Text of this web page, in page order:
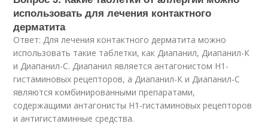
использовать для лечения контактного
дерматита
Ответ: Для лечения контактного дерматита можно
использовать такие таблетки, как Диапанил, Диапанил-К
и Диапанил-С. Диапанил является антагонистом H1-
гистаминовых рецепторов, а Диапанил-К и Диапанил-С
являются комбинированными препаратами,
содержащими антагонисты H1-гистаминовых рецепторов
и антигистаминные средства.